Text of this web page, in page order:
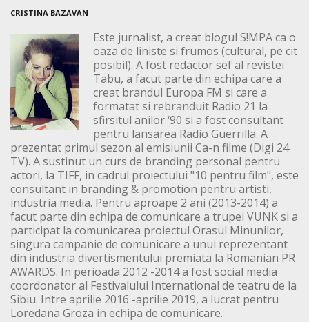
CRISTINA BAZAVAN
Este jurnalist, a creat blogul S!MPA ca o
oaza de liniste si frumos (cultural, pe cit
posibil). A fost redactor sef al revistei
Tabu, a facut parte din echipa care a
creat brandul Europa FM si care a
formatat si rebranduit Radio 21 la
sfirsitul anilor ‘90 si a fost consultant
pentru lansarea Radio Guerrilla. A
prezentat primul sezon al emisiunii Ca-n filme (Digi 24
TV). A sustinut un curs de branding personal pentru
actori, la TIFF, in cadrul proiectului "10 pentru film", este
consultant in branding & promotion pentru artisti,
industria media. Pentru aproape 2 ani (2013-2014) a
facut parte din echipa de comunicare a trupei VUNK si a
participat la comunicarea proiectul Orasul Minunilor,
singura campanie de comunicare a unui reprezentant
din industria divertismentului premiata la Romanian PR
AWARDS. In perioada 2012 -2014 a fost social media
coordonator al Festivalului International de teatru de la
Sibiu. Intre aprilie 2016 -aprilie 2019, a lucrat pentru
Loredana Groza in echipa de comunicare.